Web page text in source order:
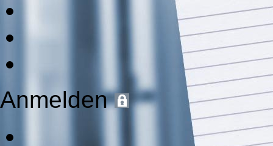
Anmelden